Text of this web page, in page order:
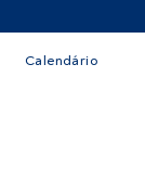
Calendário